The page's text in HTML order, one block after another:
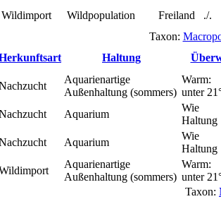
Wildimport Wildpopulation Freiland
./.
Taxon:
Haltung
Aquarienartige
Außenhaltung (sommers)
Warm:
unter
Aquarium
Wie
Haltung
Aquarium
Wie
Haltung
Aquarienartige
Außenhaltung (sommers)
Warm:
unter
Taxon: